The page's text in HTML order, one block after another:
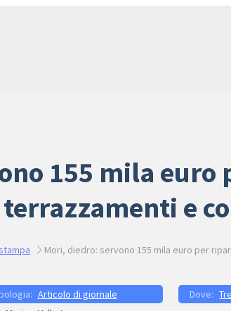
155 mila euro
terrazzamenti e
Mori, diedro: servono 155 mila euro per
Articolo di giornale